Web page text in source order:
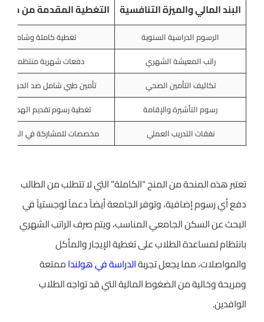
البند المالي والميزة التنافسية التغطية المقدمة من
الرسوم الدراسية السنوية
تغطية كاملة وشاملة 100%
راتب المعيشة الشهري
دفعات شهرية منتظمة
تكاليف التأمين الصحي
تأمين طبي شامل ضد الحوادث
رسوم التأشيرة والإقامة
تغطية رسوم تقديم الهجرة
نفقات التدريب العملي
مخصصات للمشاركة في
تعتبر هذه المنحة من المنح “الكاملة” التي لا تتطلب من الطالب
دفع أي رسوم إضافية، وتوفر الجامعة أيضاً دعماً لوجستياً في
البحث عن السكن الجامعي المناسب، ويتم صرف الراتب الشهري
بانتظام لمساعدة الطلاب على تغطية الإيجار والمأكل
والمواصلات، مما يجعل تجربةالدراسة في هولنداممتعة
ومريحة وخالية من الضغوط المالية التي قد تواجه الطلاب
الوافدين.